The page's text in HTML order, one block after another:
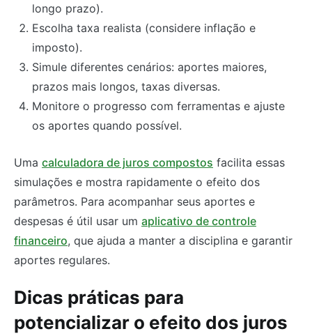
longo prazo).
Escolha taxa realista (considere inflação e
imposto).
Simule diferentes cenários: aportes maiores,
prazos mais longos, taxas diversas.
Monitore o progresso com ferramentas e ajuste
os aportes quando possível.
Uma calculadora de juros compostos facilita essas
simulações e mostra rapidamente o efeito dos
parâmetros. Para acompanhar seus aportes e
despesas é útil usar um aplicativo de controle
financeiro, que ajuda a manter a disciplina e garantir
aportes regulares.
Dicas práticas para
potencializar o efeito dos juros